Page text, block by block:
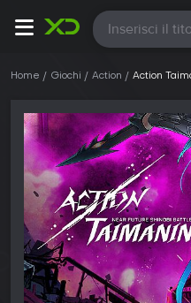
Tutte
Home Giochi Action Action